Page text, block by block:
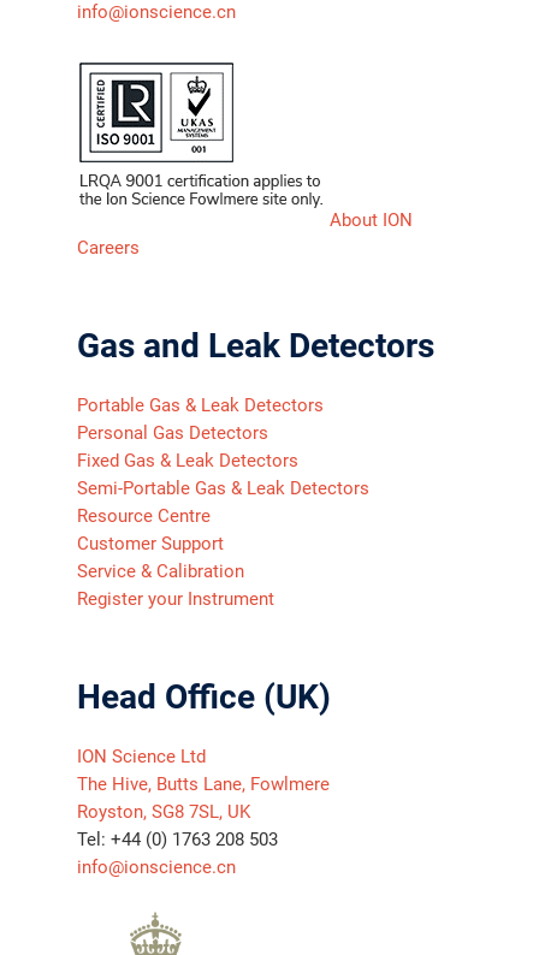
info@ionscience.cn
About ION
Careers
Gas and Leak Detectors
Portable Gas & Leak Detectors
Personal Gas Detectors
Fixed Gas & Leak Detectors
Semi-Portable Gas & Leak Detectors
Resource Centre
Customer Support
Service & Calibration
Register your Instrument
Head Office (UK)
ION Science Ltd
The Hive, Butts Lane, Fowlmere
Royston, SG8 7SL, UK
Tel: +44 (0) 1763 208 503
info@ionscience.cn